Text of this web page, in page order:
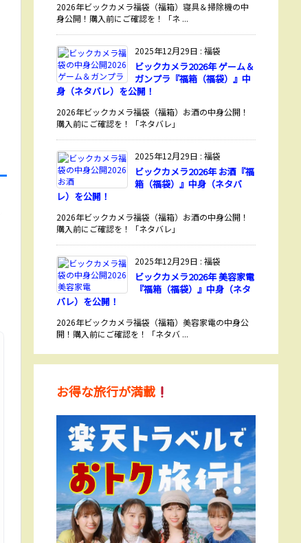
2026年ビックカメラ福袋（福箱）寝具＆掃除機の中
身公開！購入前にご確認を！「ネ ...
2025年12月29日 : 福袋
ビックカメラ2026年 ゲーム＆
ガンプラ『福箱（福袋）』中
身（ネタバレ）を公開！
2026年ビックカメラ福袋（福箱）お酒の中身公開！
購入前にご確認を！「ネタバレ」
2025年12月29日 : 福袋
ビックカメラ2026年 お酒『福
箱（福袋）』中身（ネタバ
レ）を公開！
2026年ビックカメラ福袋（福箱）お酒の中身公開！
購入前にご確認を！「ネタバレ」
2025年12月29日 : 福袋
ビックカメラ2026年 美容家電
『福箱（福袋）』中身（ネタ
バレ）を公開！
2026年ビックカメラ福袋（福箱）美容家電の中身公
開！購入前にご確認を！「ネタバ ...
お得な旅行が満載